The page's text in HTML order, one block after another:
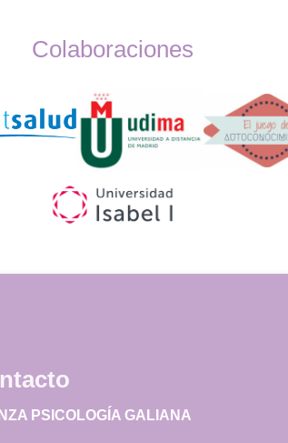
Widget
Logos
Colaboraciones
PSICOLOGÍA GALIANA